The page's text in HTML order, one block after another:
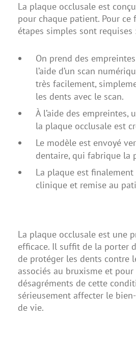
La plaque occlusale est
pour chaque patient. Pour ce
étapes simples sont requises
On prend des
l’aide d’un scan
très facilement,
les dents avec le scan.
À l’aide des empreintes,
la plaque occlusale est
Le modèle est envoyé
dentaire, qui fabrique la
La plaque est finalement
clinique et remise au
La plaque occlusale est une
efficace. Il suffit de la porter
de protéger les dents contre
associés au bruxisme et
désagréments de cette
sérieusement affecter le
de vie.